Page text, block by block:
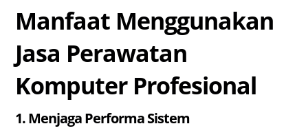
Manfaat Menggunakan
Jasa Perawatan
Komputer Profesional
1. Menjaga Performa Sistem